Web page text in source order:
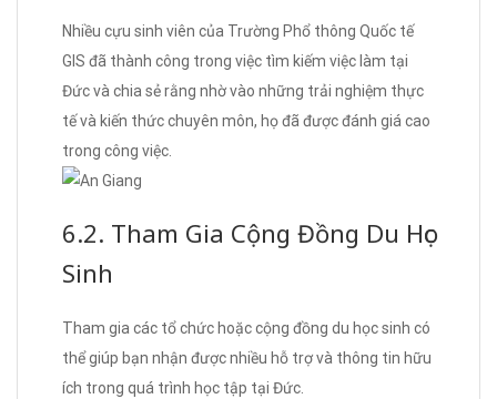
Nhiều cựu sinh viên của Trường Phổ thông Quốc tế
GIS đã thành công trong việc tìm kiếm việc làm tại
Đức và chia sẻ rằng nhờ vào những trải nghiệm thực
tế và kiến thức chuyên môn, họ đã được đánh giá cao
trong công việc.
6.2. Tham Gia Cộng Đồng Du Học
Sinh
Tham gia các tổ chức hoặc cộng đồng du học sinh có
thể giúp bạn nhận được nhiều hỗ trợ và thông tin hữu
ích trong quá trình học tập tại Đức.